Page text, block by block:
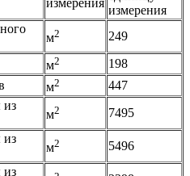
измерения
измерения
м2
249
м2
198
м2
447
из
м2
7495
из
м2
5496
из